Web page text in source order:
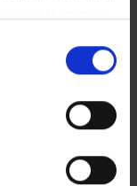
digitale
in qualsiasi
o facendo clic
posizione